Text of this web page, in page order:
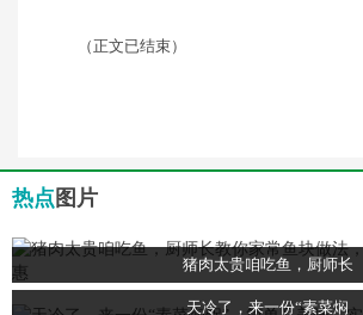
（正文已结束）
热点 图片
猪肉太贵咱吃鱼，厨师长
天冷了，来一份“素菜焖